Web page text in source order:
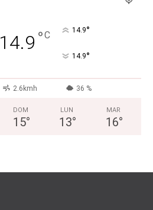
14.9 °C 14.9°
14.9°
2.6kmh 36 %
DOM
15°
LUN
13°
MAR
16°